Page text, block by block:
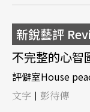
新銳藝評
不完整的心智
評僻室House
文字 | 彭待傳